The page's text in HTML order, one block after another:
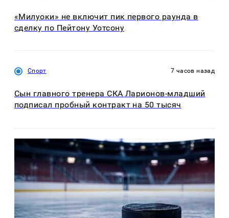
«Милуоки» не включит пик первого раунда в
сделку по Пейтону Уотсону
Спорт 7 часов назад
Сын главного тренера СКА Ларионов-младший
подписал пробный контракт на 50 тысяч